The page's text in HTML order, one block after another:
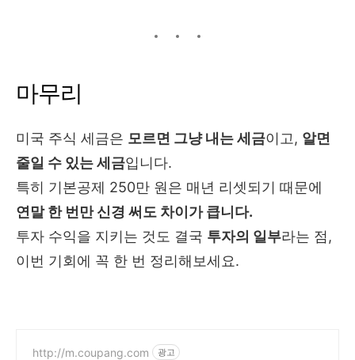
마무리
미국 주식 세금은 모르면 그냥 내는 세금이고, 알면
줄일 수 있는 세금입니다.
특히 기본공제 250만 원은 매년 리셋되기 때문에
연말 한 번만 신경 써도 차이가 큽니다.
투자 수익을 지키는 것도 결국 투자의 일부라는 점,
이번 기회에 꼭 한 번 정리해보세요.
http://m.coupang.com 광고